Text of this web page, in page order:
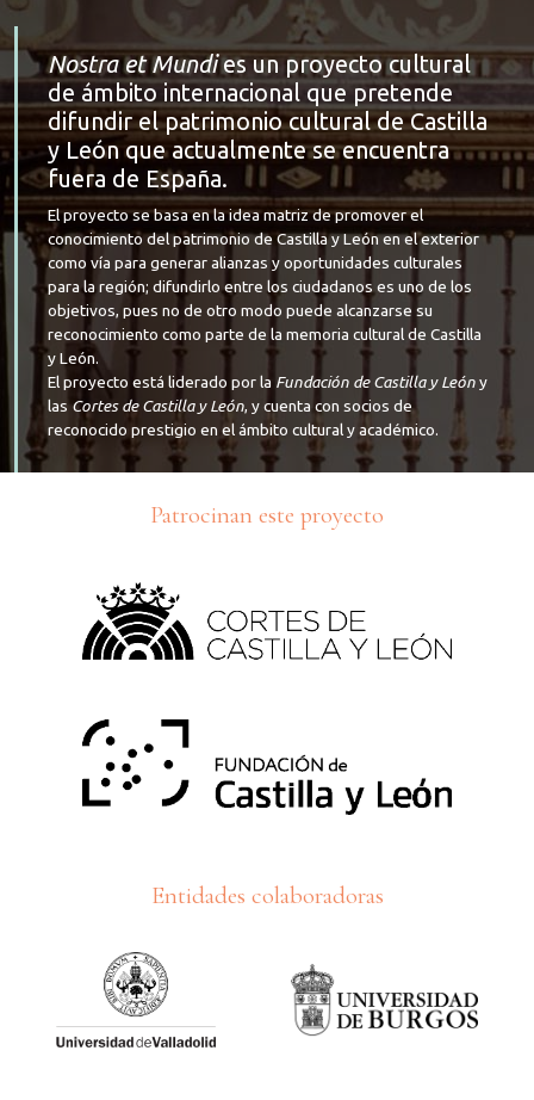
Nostra et Mundies un proyecto cultural
de ámbito internacional que pretende
difundir el patrimonio cultural de Castilla
y León que actualmente se encuentra
fuera de España.
El proyecto se basa en la idea matriz de promover el
conocimiento del patrimonio de Castilla y León en el exterior
como vía para generar alianzas y oportunidades culturales
para la región; difundirlo entre los ciudadanos es uno de los
objetivos, pues no de otro modo puede alcanzarse su
reconocimiento como parte de la memoria cultural de Castilla
y León.
El proyecto está liderado por la Fundación de Castilla y Leóny
lasCortes de Castilla y León, y cuenta con socios de
reconocido prestigio en el ámbito cultural y académico.
Patrocinan este proyecto
Entidades colaboradoras